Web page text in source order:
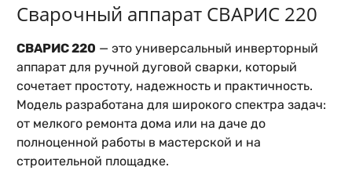
Сварочный аппарат СВАРИС 220
СВАРИС 220 — это универсальный инверторный
аппарат для ручной дуговой сварки, который
сочетает простоту, надежность и практичность.
Модель разработана для широкого спектра задач:
от мелкого ремонта дома или на даче до
полноценной работы в мастерской и на
строительной площадке.